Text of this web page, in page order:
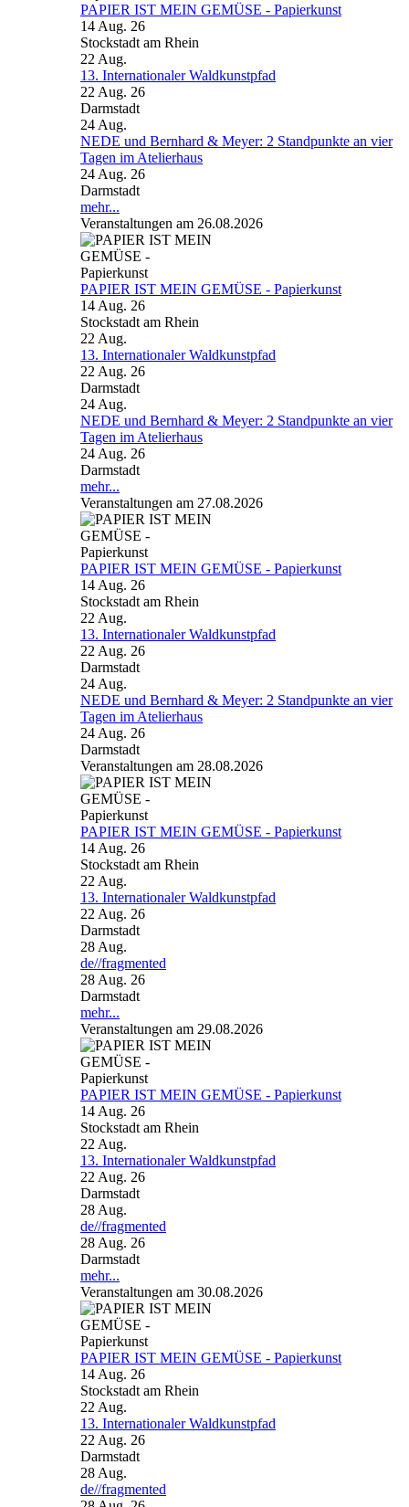
PAPIER IST MEIN GEMÜSE - Papierkunst
14 Aug. 26
Stockstadt am Rhein
22 Aug.
13. Internationaler Waldkunstpfad
22 Aug. 26
Darmstadt
24 Aug.
NEDE und Bernhard & Meyer: 2 Standpunkte an vier
Tagen im Atelierhaus
24 Aug. 26
Darmstadt
mehr...
Veranstaltungen am 26.08.2026
PAPIER IST MEIN GEMÜSE - Papierkunst
14 Aug. 26
Stockstadt am Rhein
22 Aug.
13. Internationaler Waldkunstpfad
22 Aug. 26
Darmstadt
24 Aug.
NEDE und Bernhard & Meyer: 2 Standpunkte an vier
Tagen im Atelierhaus
24 Aug. 26
Darmstadt
mehr...
Veranstaltungen am 27.08.2026
PAPIER IST MEIN GEMÜSE - Papierkunst
14 Aug. 26
Stockstadt am Rhein
22 Aug.
13. Internationaler Waldkunstpfad
22 Aug. 26
Darmstadt
24 Aug.
NEDE und Bernhard & Meyer: 2 Standpunkte an vier
Tagen im Atelierhaus
24 Aug. 26
Darmstadt
Veranstaltungen am 28.08.2026
PAPIER IST MEIN GEMÜSE - Papierkunst
14 Aug. 26
Stockstadt am Rhein
22 Aug.
13. Internationaler Waldkunstpfad
22 Aug. 26
Darmstadt
28 Aug.
de//fragmented
28 Aug. 26
Darmstadt
mehr...
Veranstaltungen am 29.08.2026
PAPIER IST MEIN GEMÜSE - Papierkunst
14 Aug. 26
Stockstadt am Rhein
22 Aug.
13. Internationaler Waldkunstpfad
22 Aug. 26
Darmstadt
28 Aug.
de//fragmented
28 Aug. 26
Darmstadt
mehr...
Veranstaltungen am 30.08.2026
PAPIER IST MEIN GEMÜSE - Papierkunst
14 Aug. 26
Stockstadt am Rhein
22 Aug.
13. Internationaler Waldkunstpfad
22 Aug. 26
Darmstadt
28 Aug.
de//fragmented